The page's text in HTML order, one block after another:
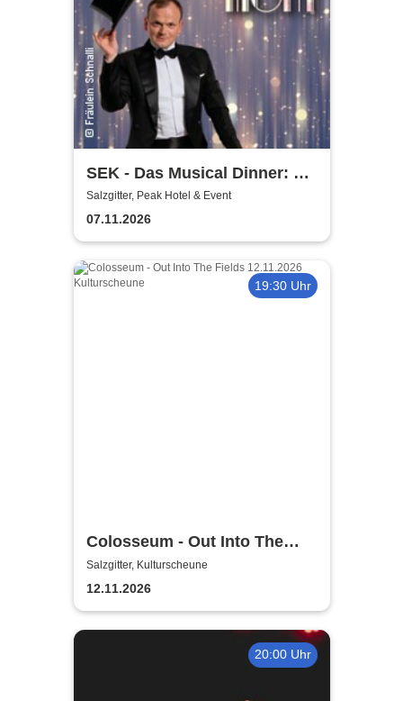
SEK - Das Musical Dinner: A
Broadway Night
Salzgitter, Peak Hotel & Event
07.11.2026
19:30 Uhr
Colosseum - Out Into The
Fields
Salzgitter, Kulturscheune
12.11.2026
20:00 Uhr